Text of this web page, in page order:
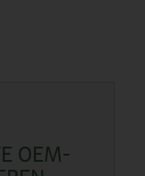
OEM-S